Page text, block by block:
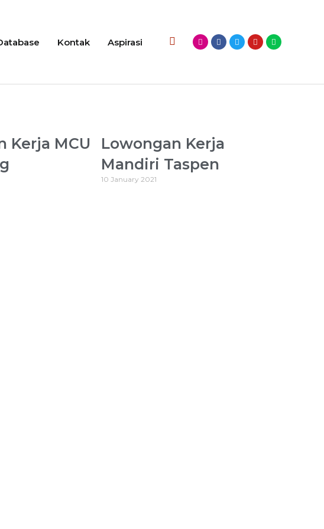
Kontak Aspirasi
Kerja MCU
Lowongan Kerja
Mandiri Taspen
10 January 2021